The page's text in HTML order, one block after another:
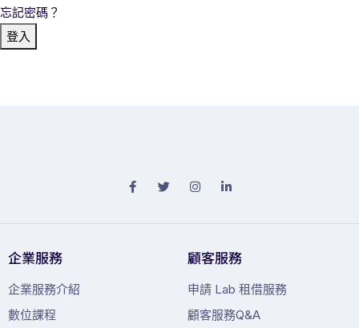
忘記密碼？
登入
企業服務
企業服務介紹
數位課程
顧客服務
申請 Lab 租借服務
顧客服務Q&A